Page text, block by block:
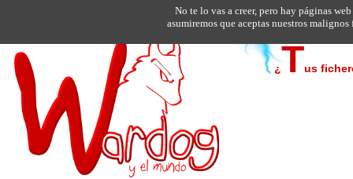
¿Tus
No te lo vas a creer, pero hay páginas
asumiremos que aceptas nuestros